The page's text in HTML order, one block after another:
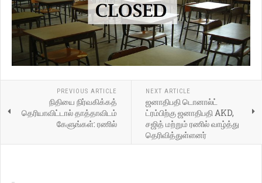
PREVIOUS ARTICLE
நிதியை நிர்வகிக்கத்
தெரியாவிட்டால் தாத்தாவிடம்
கேளுங்கள்: ரணில்
NEXT ARTICLE
ஜனாதிபதி டொனால்ட்
ட்ரம்பிற்கு ஜனாதிபதி AKD,
சஜித் மற்றும் ரணில் வாழ்த்து
தெரிவித்துள்ளனர்